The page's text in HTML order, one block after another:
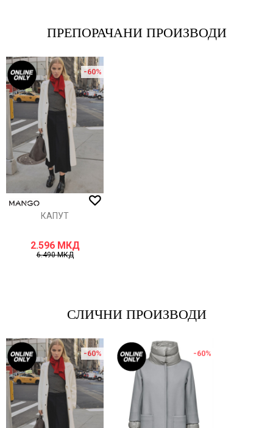
Порака
ПРЕПОРАЧАНИ ПРОИЗВОДИ
-60%
КАПУТ
2.596 МКД
6.490МКД
СЛИЧНИ ПРОИЗВОДИ
-60% -60%